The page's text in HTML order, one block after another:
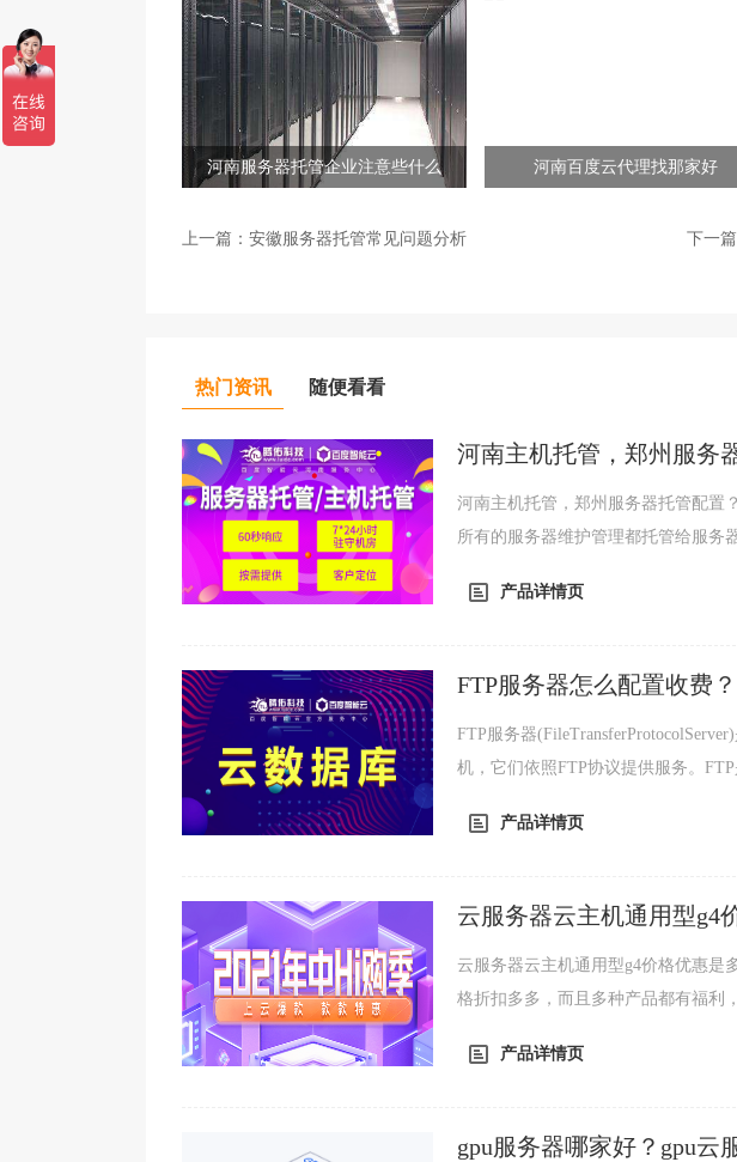
河南服务器托管企业注意些什么 河南百度云代理找那家好
上一篇： 安徽服务器托管常见问题分析 下一篇
热门资讯 随便看看
河南主机托管，郑州服务
河南主机托管，郑州服务器托管配置
所有的服务器维护管理都托管给服务
产品详情页
FTP服务器怎么配置收费？
FTP服务器
机，它们依照FTP协议提供服务。
产品详情页
云服务器云主机通用型g4
云服务器云主机通用型g4价格优惠是
格折扣多多，而且多种产品都有福利
产品详情页
gpu服务器哪家好？gpu云